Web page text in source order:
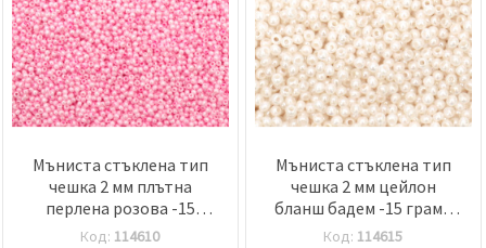
Мъниста стъклена тип
чешка 2 мм плътна
перлена розова -15
грама ~2050 броя
Код: 114610
Мъниста стъклена тип
чешка 2 мм цейлон
бланш бадем -15 грама
~2050 броя
Код: 114615